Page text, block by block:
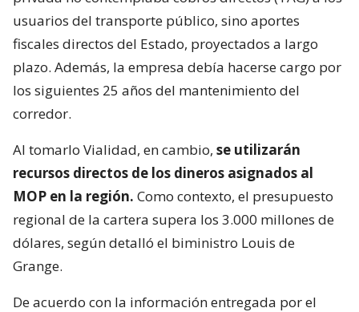
usuarios del transporte público, sino aportes
fiscales directos del Estado, proyectados a largo
plazo. Además, la empresa debía hacerse cargo por
los siguientes 25 años del mantenimiento del
corredor.
Al tomarlo Vialidad, en cambio, se utilizarán
recursos directos de los dineros asignados al
MOP en la región. Como contexto, el presupuesto
regional de la cartera supera los 3.000 millones de
dólares, según detalló el biministro Louis de
Grange.
De acuerdo con la información entregada por el